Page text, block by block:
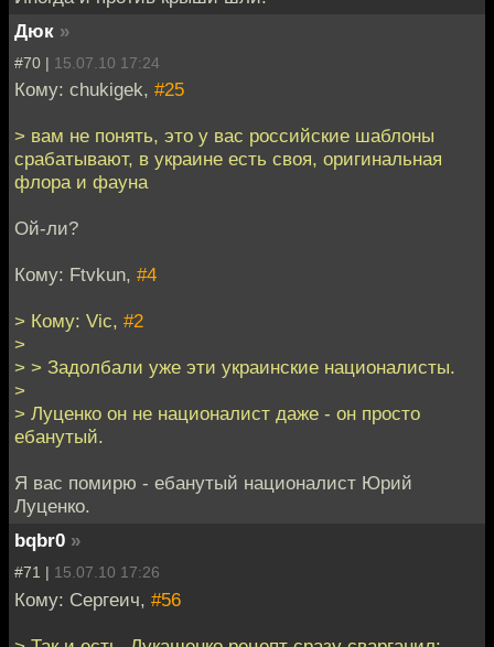
Дюк »
#70 | 15.07.10 17:24
Кому: chukigek, #25
> вам не понять, это у вас российские шаблоны
срабатывают, в украине есть своя, оригинальная
флора и фауна
Ой-ли?
Кому: Ftvkun, #4
> Кому: Vic, #2
>
> > Задолбали уже эти украинские националисты.
>
> Луценко он не националист даже - он просто
ебанутый.
Я вас помирю - ебанутый националист Юрий
Луценко.
bqbr0 »
#71 | 15.07.10 17:26
Кому: Сергеич, #56